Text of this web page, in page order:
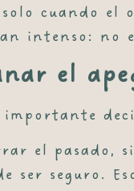
cuando el
intenso: no
el
importante
el pasado,
ser seguro.